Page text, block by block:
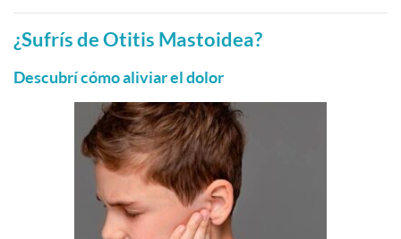
¿Sufrís de Otitis Mastoidea?
Descubrí cómo aliviar el dolor